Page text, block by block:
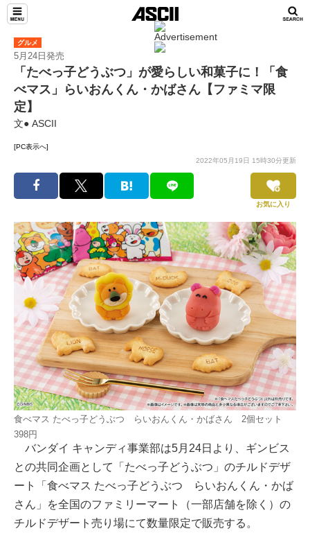
グルメ
5月24日発売
「たべっ子どうぶつ」が愛らしい和菓子に！「食
べマス」らいおんくん・かばさん【ファミマ限
定】
文● ASCII
[PC表示へ]
2022年05月19日 15時30分更新
お気に入り
食べマス たべっ子どうぶつ らいおんくん・かばさん 2個セット
398円
バンダイ キャンディ事業部は5月24日より、ギンビス
との共同企画として「たべっ子どうぶつ」のチルドデザ
ート「食べマス たべっ子どうぶつ らいおんくん・かば
さん」を全国のファミリーマート（一部店舗を除く）の
チルドデザート売り場にて数量限定で販売する。